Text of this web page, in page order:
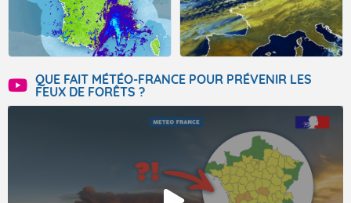
QUE FAIT MÉTÉO-FRANCE POUR PRÉVENIR LES
FEUX DE FORÊTS ?